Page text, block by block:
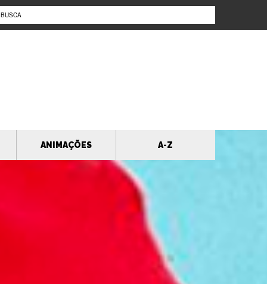
ANIMAÇÕES A-Z